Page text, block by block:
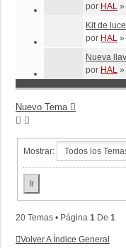
por HAL »
Kit de
por HAL »
Nueva
por HAL »
Nuevo Tema
Mostrar:
20 Temas • Página 1 De 1
Volver A Índice General